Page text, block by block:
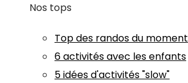
Nos tops
Top des randos du moment
6 activités avec les enfants
5 idées d'activités "slow"